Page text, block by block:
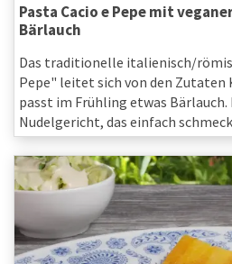
Pasta Cacio e Pepe mit
Bärlauch
Das traditionelle italienisch/
Pepe" leitet sich von den Zutaten
passt im Frühling etwas Bärlauch.
Nudelgericht, das einfach